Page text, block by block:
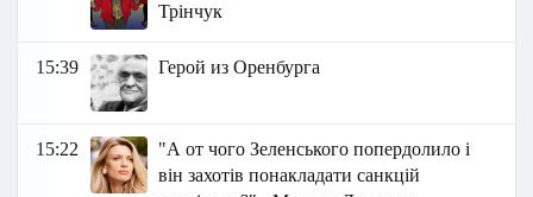
Трінчук
15:39 Герой из Оренбурга
15:22
"А от чого Зеленського попердолило і
він захотів понакладати санкцій